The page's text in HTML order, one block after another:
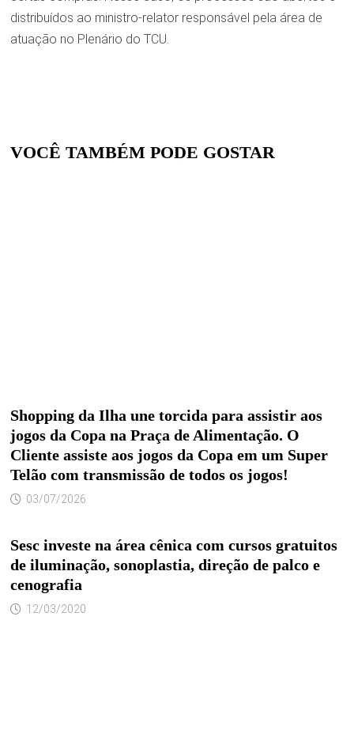
distribuídos ao ministro-relator responsável pela área de
atuação no Plenário do TCU.
VOCÊ TAMBÉM PODE GOSTAR
Shopping da Ilha une torcida para assistir aos
jogos da Copa na Praça de Alimentação. O
Cliente assiste aos jogos da Copa em um Super
Telão com transmissão de todos os jogos!
03/07/2026
Sesc investe na área cênica com cursos gratuitos
de iluminação, sonoplastia, direção de palco e
cenografia
12/03/2020